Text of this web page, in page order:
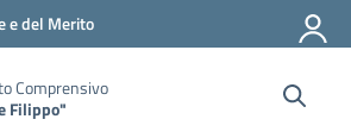
degli strumenti
e del Merito
Comprensivo
Filippo"